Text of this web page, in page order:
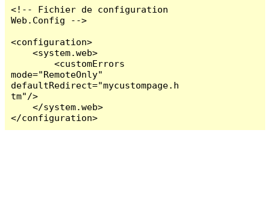
<!-- Fichier de configuration
Web.Config -->
<configuration>
    <system.web>
        <customErrors
mode="RemoteOnly"
defaultRedirect="mycustompage.h
tm"/>
    </system.web>
</configuration>